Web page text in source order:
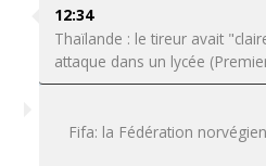
12:34
Thaïlande : le tireur avait
attaque dans un lycée
Fifa: la Fédération